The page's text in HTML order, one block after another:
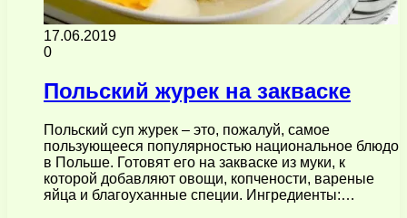
17.06.2019
0
Польский журек на закваске
Польский суп журек – это, пожалуй, самое
пользующееся популярностью национальное блюдо
в Польше. Готовят его на закваске из муки, к
которой добавляют овощи, копчености, вареные
яйца и благоуханные специи. Ингредиенты:…